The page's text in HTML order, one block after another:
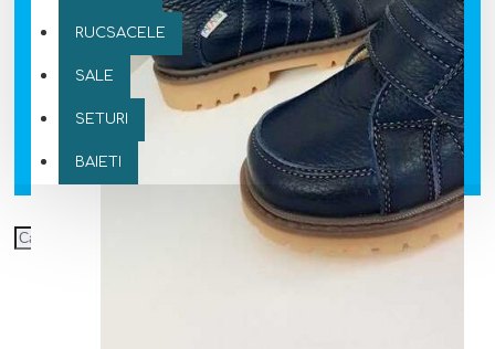
RUCSACELE
SALE
SETURI
BAIETI